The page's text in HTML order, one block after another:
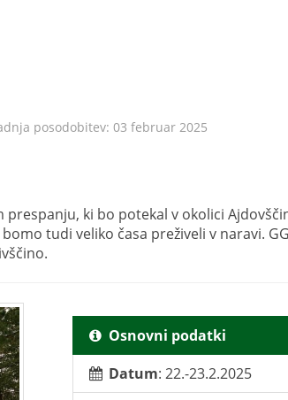
posodobitev: 03 februar 2025
ki bo potekal v okolici
tudi veliko časa preživeli v naravi.
Osnovni podatki
Datum: 22.-23.2.2025